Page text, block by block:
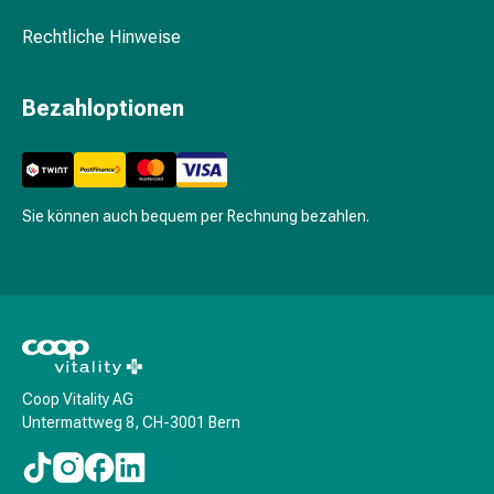
Schwämme
Fusspflege
&
Überlacke
Bimssteine
-
lotion
Fusspuder
&
-
Rechtliche Hinweise
Bezahloptionen
Sie können auch bequem per Rechnung bezahlen.
Coop Vitality AG
Untermattweg 8, CH-3001 Bern